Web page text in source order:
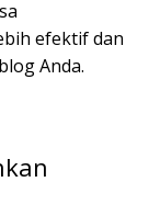
efektif dan
Anda.